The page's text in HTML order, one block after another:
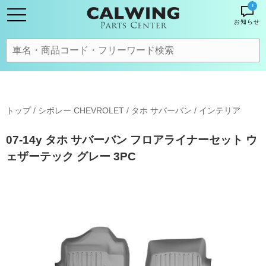
!
お知らせ
トップ/ シボレー CHEVROLET / タホ サバーバン / インテリア
07-14y タホ サバーバン フロアライナーセット ウ
ェザーテック グレー 3PC